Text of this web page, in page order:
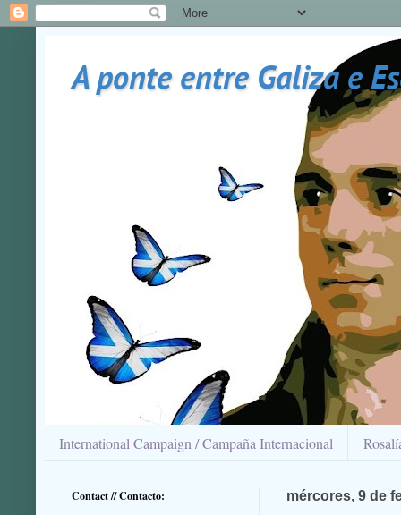
A ponte entre Galiza e
International Campaign / Campaña Internacional
mércores, 9 de
Contact // Contacto: